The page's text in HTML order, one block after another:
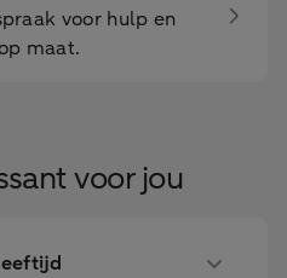
voor hulp en
maat.
voor jou